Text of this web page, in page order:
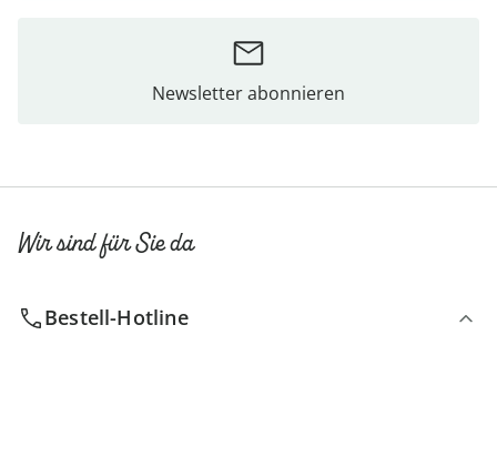
Newsletter abonnieren
Wir sind für Sie da
Bestell-Hotline